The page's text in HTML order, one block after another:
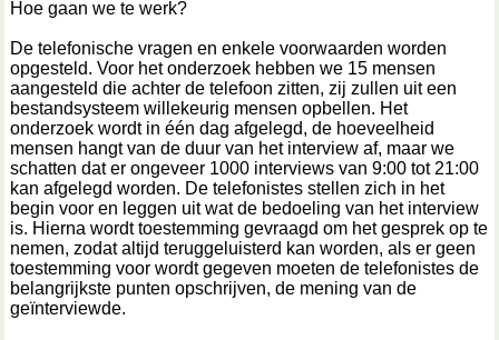
Hoe gaan we te werk?
De telefonische vragen en enkele voorwaarden worden
opgesteld. Voor het onderzoek hebben we 15 mensen
aangesteld die achter de telefoon zitten, zij zullen uit een
bestandsysteem willekeurig mensen opbellen. Het
onderzoek wordt in één dag afgelegd, de hoeveelheid
mensen hangt van de duur van het interview af, maar we
schatten dat er ongeveer 1000 interviews van 9:00 tot 21:00
kan afgelegd worden. De telefonistes stellen zich in het
begin voor en leggen uit wat de bedoeling van het interview
is. Hierna wordt toestemming gevraagd om het gesprek op te
nemen, zodat altijd teruggeluisterd kan worden, als er geen
toestemming voor wordt gegeven moeten de telefonistes de
belangrijkste punten opschrijven, de mening van de
geïnterviewde.